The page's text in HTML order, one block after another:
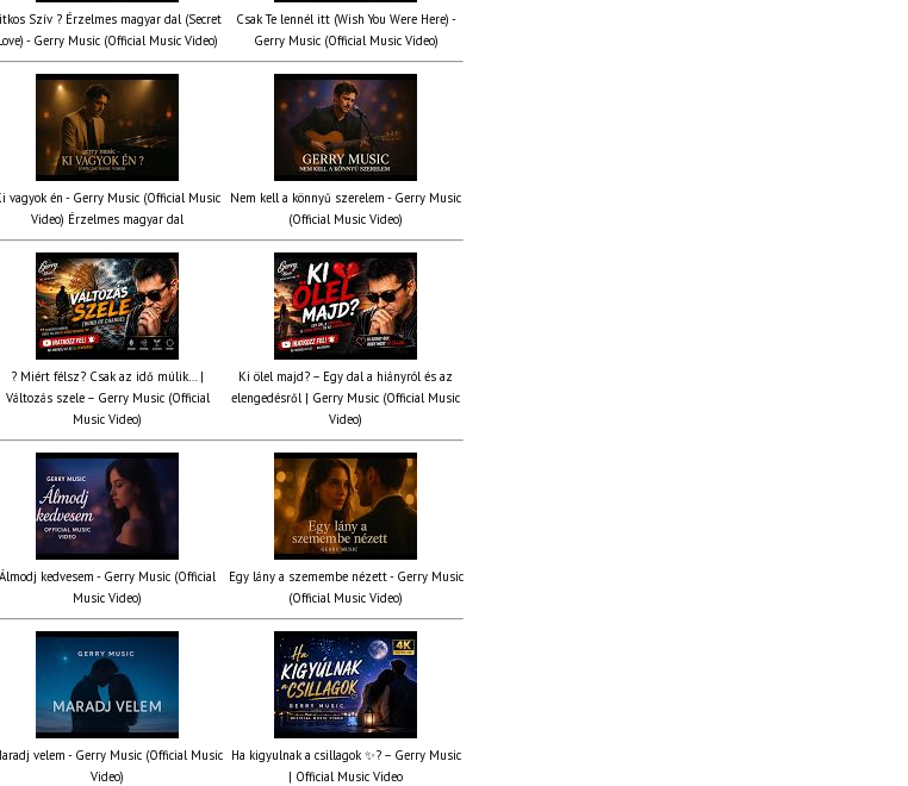
Szív ? Érzelmes magyar dal (Secret
- Gerry Music (Official Music Video)
Csak Te lennél itt (Wish You Were Here) -
Gerry Music (Official Music Video)
vagyok én - Gerry Music (Official Music
Video) Érzelmes magyar dal
Nem kell a könnyű szerelem - Gerry Music
(Official Music Video)
? Miért félsz? Csak az idő múlik… |
Változás szele – Gerry Music (Official
Music Video)
Ki ölel majd? – Egy dal a hiányról és az
elengedésről | Gerry Music (Official Music
Video)
Álmodj kedvesem - Gerry Music (Official
Music Video)
Egy lány a szemembe nézett - Gerry Music
(Official Music Video)
velem - Gerry Music (Official Music
Video)
Ha kigyulnak a csillagok ✨? – Gerry Music
| Official Music Video